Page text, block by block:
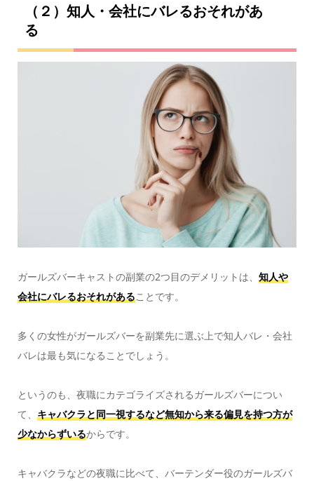
（２）知人・会社にバレるおそれがあ
る
ガールズバーキャストの副業の2つ目のデメリットは、 知人や
会社にバレるおそれがあることです。
多くの女性がガールズバーを副業先に選ぶ上で知人バレ・会社
バレは最も気になることでしょう。
というのも、夜職にカテゴライズされるガールズバーについ
て、 キャバクラと同一視するなど無知から来る偏見を持つ方が
少なからずいるからです。
キャバクラなどの夜職に比べて、バーテンダー役のガールズバ